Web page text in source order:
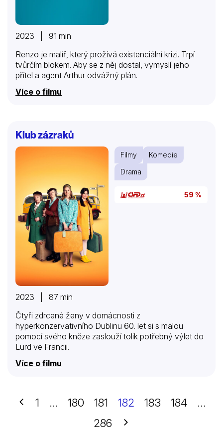
2023 | 91 min
Renzo je malíř, který prožívá existenciální krizi. Trpí
tvůrčím blokem. Aby se z něj dostal, vymyslí jeho
přítel a agent Arthur odvážný plán.
Více o filmu
Klub zázraků
Filmy
Komedie
Drama
59 %
2023 | 87 min
Čtyři zdrcené ženy v domácnosti z
hyperkonzervativního Dublinu 60. let si s malou
pomocí svého kněze zaslouží tolik potřebný výlet do
Lurd ve Francii.
Více o filmu
Předchozí
1 … 180 181 182 183 184
…
286
Další